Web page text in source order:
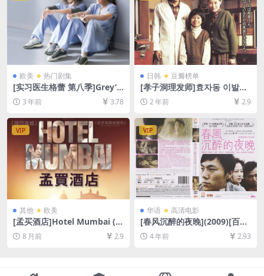
欧美 热门剧集
[实习医生格蕾 第八季]Grey’s
Anatomy Season 8 (2011)
[百度网盘+夸克网盘1080P超
下载][MP4/67GB][奈飞官方
中字]
3 年前 3.78
日韩 豆瓣榜单
[孝子洞理发师]효자동 이발사
(2004)[百度网盘+夸克网盘Ai
1080P高清未删减资源][网盘
[韩语中字]
2 年前 2.9
VIP
其他 欧美
[孟买酒店]Hotel Mumbai (2
018)[百度网盘+夸克网盘1080
P超清未删减资源][网盘在线播
8 月前 2.9
VIP
华语 高清电影
[春风沉醉的夜晚](2009)[百度
网盘+夸克网盘+迅雷云盘资源
1080P超清未删减][MP4/6.7G
4 年前 2.93